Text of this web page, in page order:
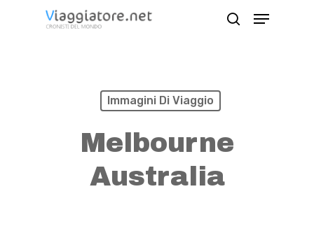
Menu
Immagini Di Viaggio
Melbourne
Australia